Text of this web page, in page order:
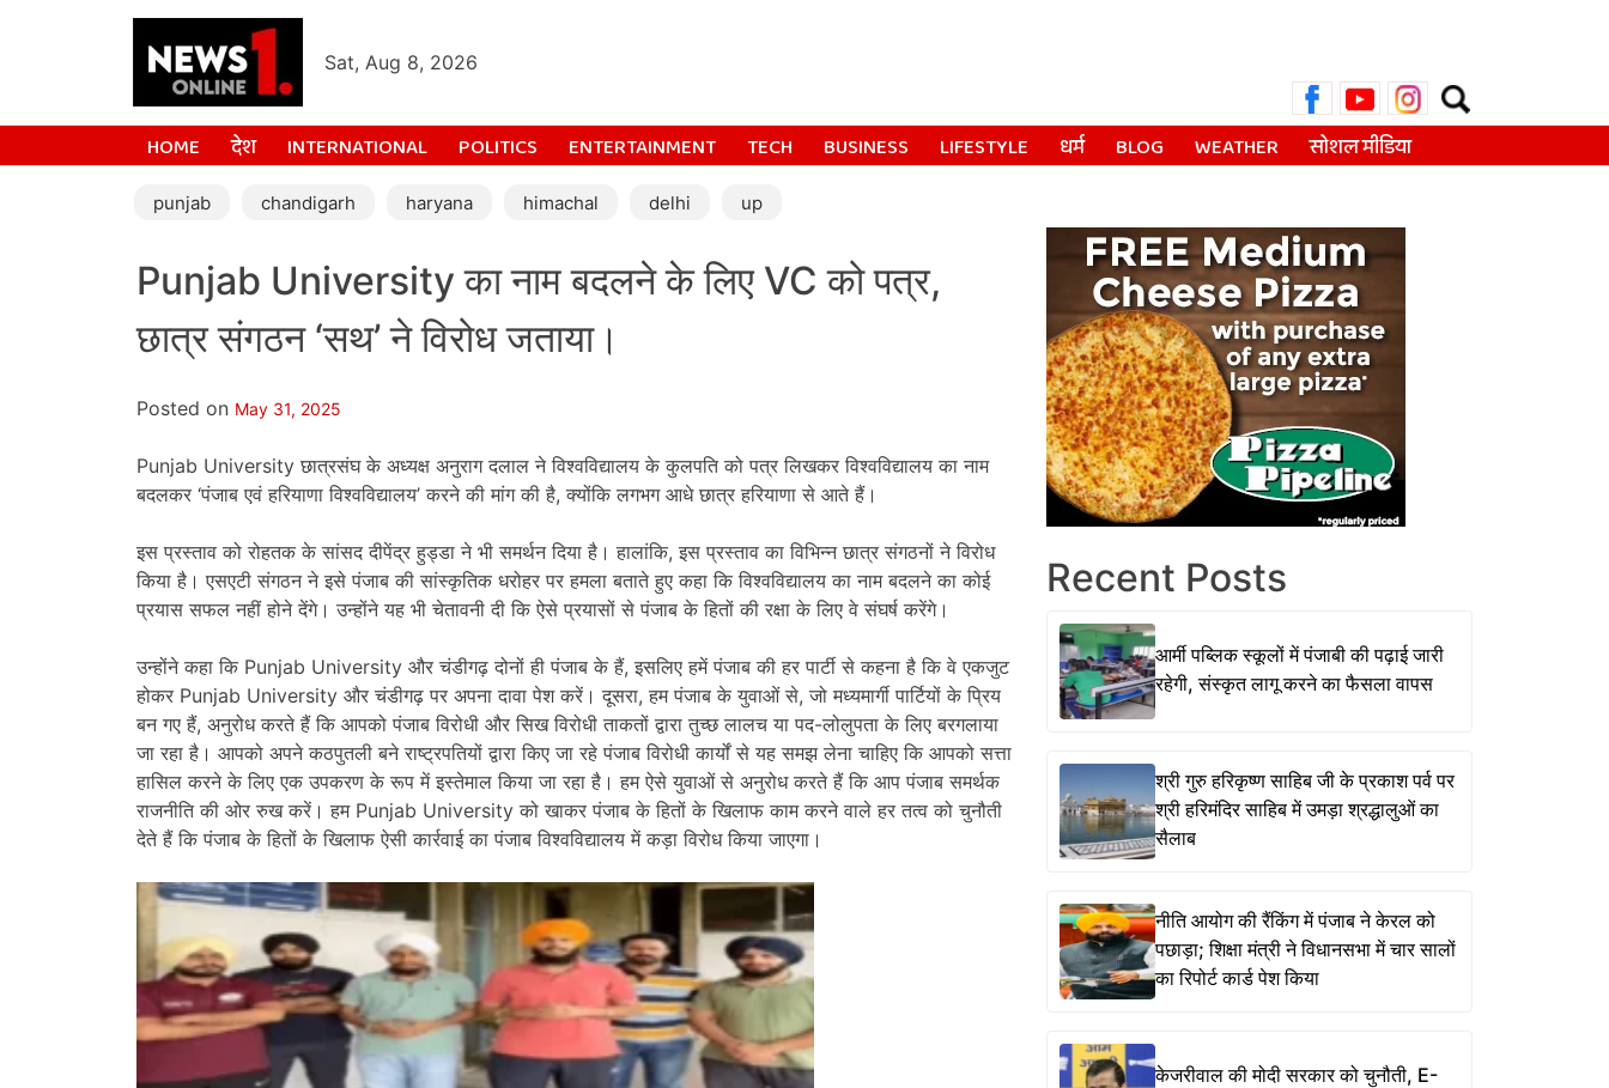
Sat, Aug 8, 2026
Search
for:
HOME देश INTERNATIONAL POLITICS ENTERTAINMENT TECH BUSINESS LIFESTYLE धर्म BLOG WEATHER सोशल मीडिया
punjab chandigarh haryana himachal delhi up
Punjab University का नाम बदलने के लिए VC को पत्र,
छात्र संगठन ‘सथ’ ने विरोध जताया।
Posted on May 31, 2025
Punjab University छात्रसंघ के अध्यक्ष अनुराग दलाल ने विश्वविद्यालय के कुलपति को पत्र लिखकर विश्वविद्यालय का नाम
बदलकर ‘पंजाब एवं हरियाणा विश्वविद्यालय’ करने की मांग की है, क्योंकि लगभग आधे छात्र हरियाणा से आते हैं।
इस प्रस्ताव को रोहतक के सांसद दीपेंद्र हुड्डा ने भी समर्थन दिया है। हालांकि, इस प्रस्ताव का विभिन्न छात्र संगठनों ने विरोध
किया है। एसएटी संगठन ने इसे पंजाब की सांस्कृतिक धरोहर पर हमला बताते हुए कहा कि विश्वविद्यालय का नाम बदलने का कोई
प्रयास सफल नहीं होने देंगे। उन्होंने यह भी चेतावनी दी कि ऐसे प्रयासों से पंजाब के हितों की रक्षा के लिए वे संघर्ष करेंगे।
उन्होंने कहा कि Punjab University और चंडीगढ़ दोनों ही पंजाब के हैं, इसलिए हमें पंजाब की हर पार्टी से कहना है कि वे एकजुट
होकर Punjab University और चंडीगढ़ पर अपना दावा पेश करें। दूसरा, हम पंजाब के युवाओं से, जो मध्यमार्गी पार्टियों के प्रिय
बन गए हैं, अनुरोध करते हैं कि आपको पंजाब विरोधी और सिख विरोधी ताकतों द्वारा तुच्छ लालच या पद-लोलुपता के लिए बरगलाया
जा रहा है। आपको अपने कठपुतली बने राष्ट्रपतियों द्वारा किए जा रहे पंजाब विरोधी कार्यों से यह समझ लेना चाहिए कि आपको सत्ता
हासिल करने के लिए एक उपकरण के रूप में इस्तेमाल किया जा रहा है। हम ऐसे युवाओं से अनुरोध करते हैं कि आप पंजाब समर्थक
राजनीति की ओर रुख करें। हम Punjab University को खाकर पंजाब के हितों के खिलाफ काम करने वाले हर तत्व को चुनौती
देते हैं कि पंजाब के हितों के खिलाफ ऐसी कार्रवाई का पंजाब विश्वविद्यालय में कड़ा विरोध किया जाएगा।
Recent Posts
आर्मी पब्लिक स्कूलों में पंजाबी की पढ़ाई जारी
रहेगी, संस्कृत लागू करने का फैसला वापस
श्री गुरु हरिकृष्ण साहिब जी के प्रकाश पर्व पर
श्री हरिमंदिर साहिब में उमड़ा श्रद्धालुओं का
सैलाब
नीति आयोग की रैंकिंग में पंजाब ने केरल को
पछाड़ा; शिक्षा मंत्री ने विधानसभा में चार सालों
का रिपोर्ट कार्ड पेश किया
केजरीवाल की मोदी सरकार को चुनौती, E-